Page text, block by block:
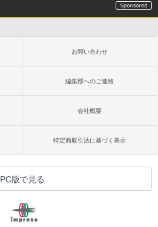
お問い合わせ
編集部へのご連絡
会社概要
特定商取引法に基づく表示
PC版で見る